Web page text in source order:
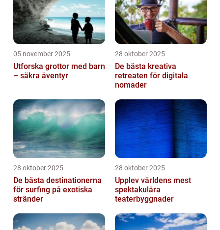
05 november 2025
Utforska grottor med barn
– säkra äventyr
28 oktober 2025
De bästa kreativa
retreaten för digitala
nomader
28 oktober 2025
De bästa destinationerna
för surfing på exotiska
stränder
28 oktober 2025
Upplev världens mest
spektakulära
teaterbyggnader